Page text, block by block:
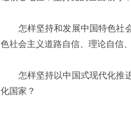
怎样坚持和发展中国特色社会
色社会主义道路自信、理论自信
怎样坚持以中国式现代化推进
化国家？